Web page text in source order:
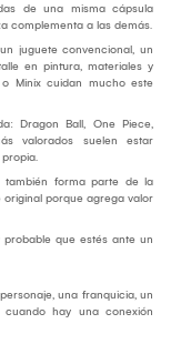
de una misma cápsula
complementa a las demás.
juguete convencional, un
en pintura, materiales y
Minix cuidan mucho este
Dragon Ball, One Piece,
valorados suelen estar
también forma parte de la
porque agrega valor
que estés ante un
una franquicia, un
hay una conexión